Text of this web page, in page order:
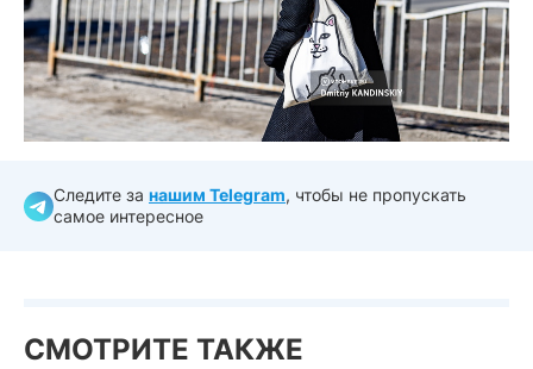
Следите за нашим Telegram, чтобы не пропускать
самое интересное
СМОТРИТЕ ТАКЖЕ